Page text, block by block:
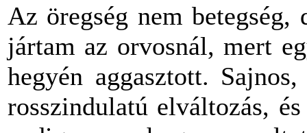
Az öregség nem
jártam az orvosnál, mert
hegyén aggasztott.
rosszindulatú elváltozás,